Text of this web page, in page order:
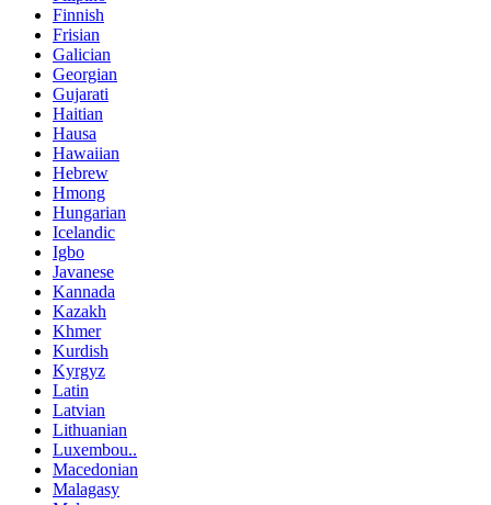
Finnish
Frisian
Galician
Georgian
Gujarati
Haitian
Hausa
Hawaiian
Hebrew
Hmong
Hungarian
Icelandic
Igbo
Javanese
Kannada
Kazakh
Khmer
Kurdish
Kyrgyz
Latin
Latvian
Lithuanian
Luxembou..
Macedonian
Malagasy